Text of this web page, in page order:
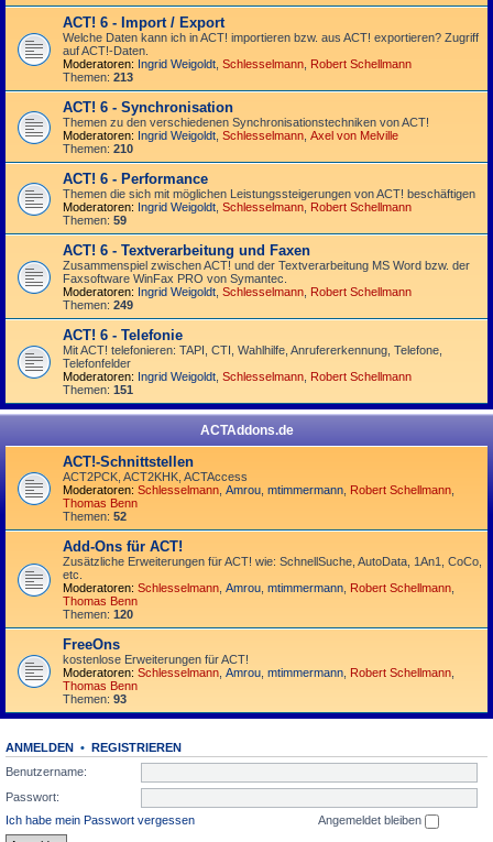
ACT! 6 - Import / Export
Welche Daten kann ich in ACT! importieren bzw. aus ACT! exportieren? Zugriff
auf ACT!-Daten.
Moderatoren: Ingrid Weigoldt Schlesselmann Robert Schellmann
Themen: 213
ACT! 6 - Synchro­nisation
Themen zu den verschiedenen Synchro­nisations­­techniken von ACT!
Moderatoren: Ingrid Weigoldt Schlesselmann Axel von Melville
Themen: 210
ACT! 6 - Performance
Themen die sich mit möglichen Leistungssteigerungen von ACT! beschäftigen
Moderatoren: Ingrid Weigoldt Schlesselmann Robert Schellmann
Themen: 59
ACT! 6 - Textverarbeitung und Faxen
Zusammenspiel zwischen ACT! und der Textverarbeitung MS Word bzw. der
Faxsoftware WinFax PRO von Symantec.
Moderatoren: Ingrid Weigoldt Schlesselmann Robert Schellmann
Themen: 249
ACT! 6 - Telefonie
Mit ACT! telefonieren: TAPI, CTI, Wahlhilfe, Anrufererkennung, Telefone,
Telefonfelder
Moderatoren: Ingrid Weigoldt Schlesselmann Robert Schellmann
Themen: 151
ACTAddons.de
ACT!-Schnittstellen
ACT2PCK, ACT2KHK, ACTAccess
Moderatoren: Schlesselmann Amrou mtimmermann Robert Schellmann
Thomas Benn
Themen: 52
Add-Ons für ACT!
Zusätzliche Erweiterungen für ACT! wie: SchnellSuche, AutoData, 1An1, CoCo,
etc.
Moderatoren: Schlesselmann Amrou mtimmermann Robert Schellmann
Thomas Benn
Themen: 120
FreeOns
kostenlose Erweiterungen für ACT!
Moderatoren: Schlesselmann Amrou mtimmermann Robert Schellmann
Thomas Benn
Themen: 93
ANMELDEN • REGISTRIEREN
Benutzername:
Passwort:
Ich habe mein Passwort vergessen
Angemeldet bleiben